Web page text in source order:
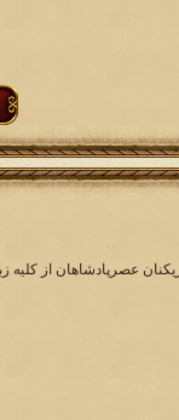
عصرپادشاهان از